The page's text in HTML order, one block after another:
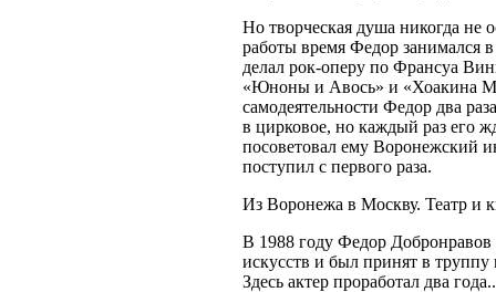
Но творческая душа никогда не
работы время Федор занимался в
делал рок-оперу по Франсуа
«Юноны и Авось» и «Хоакина
самодеятельности Федор два
в цирковое, но каждый раз его
посоветовал ему Воронежский
поступил с первого раза.
Из Воронежа в Москву. Театр и
В 1988 году Федор
искусств и был принят в
Здесь актер проработал два